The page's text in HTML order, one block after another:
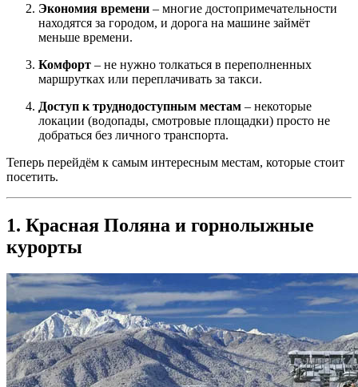
Экономия времени – многие достопримечательности
находятся за городом, и дорога на машине займёт
меньше времени.
Комфорт – не нужно толкаться в переполненных
маршрутках или переплачивать за такси.
Доступ к труднодоступным местам – некоторые
локации (водопады, смотровые площадки) просто не
добраться без личного транспорта.
Теперь перейдём к самым интересным местам, которые стоит
посетить.
1. Красная Поляна и горнолыжные
курорты